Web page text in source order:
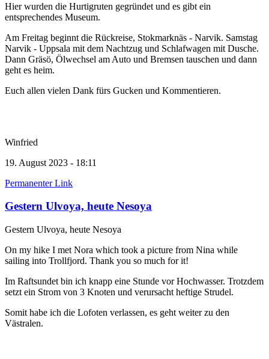
Hier wurden die Hurtigruten gegründet und es gibt ein
entsprechendes Museum.
Am Freitag beginnt die Rückreise, Stokmarknäs - Narvik. Samstag
Narvik - Uppsala mit dem Nachtzug und Schlafwagen mit Dusche.
Dann Gräsö, Ölwechsel am Auto und Bremsen tauschen und dann
geht es heim.
Euch allen vielen Dank fürs Gucken und Kommentieren.
Winfried
19. August 2023 - 18:11
Permanenter Link
Gestern Ulvoya, heute Nesoya
Gestern Ulvoya, heute Nesoya
On my hike I met Nora which took a picture from Nina while
sailing into Trollfjord. Thank you so much for it!
Im Raftsundet bin ich knapp eine Stunde vor Hochwasser. Trotzdem
setzt ein Strom von 3 Knoten und verursacht heftige Strudel.
Somit habe ich die Lofoten verlassen, es geht weiter zu den
Västralen.